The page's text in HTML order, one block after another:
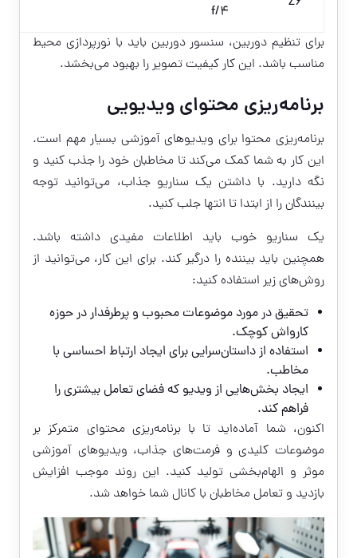
f/4
برای تنظیم دوربین، سنسور دوربین باید با نورپردازی محیط
مناسب باشد. این کار کیفیت تصویر را بهبود می‌بخشد.
برنامه‌ریزی محتوای ویدیویی
برنامه‌ریزی محتوا برای ویدیوهای آموزشی بسیار مهم است.
این کار به شما کمک می‌کند تا مخاطبان خود را جذب کنید و
نگه دارید. با داشتن یک سناریو جذاب، می‌توانید توجه
بینندگان را از ابتدا تا انتها جلب کنید.
یک سناریو خوب باید اطلاعات مفیدی داشته باشد.
همچنین باید بیننده را درگیر کند. برای این کار، می‌توانید از
روش‌های زیر استفاده کنید:
تحقیق در مورد موضوعات محبوب و پرطرفدار در حوزه
کارواش کوچک.
استفاده از داستان‌سرایی برای ایجاد ارتباط احساسی با
مخاطب.
ایجاد بخش‌هایی از ویدیو که فضای تعامل بیشتری را
فراهم کند.
اکنون، شما آماده‌اید تا با برنامه‌ریزی محتوای متمرکز بر
موضوعات کلیدی و فرمت‌های جذاب، ویدیوهای آموزشی
موثر و الهام‌بخشی تولید کنید. این روند موجب افزایش
بازدید و تعامل مخاطبان با کانال شما خواهد شد.